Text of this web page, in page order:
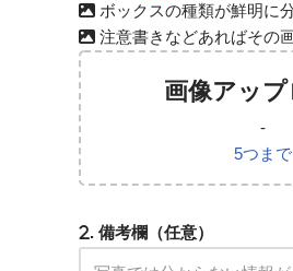
ボックスの種類が鮮明に
注意書きなどあればその
画像アップ
-
5つまで
. 備考欄（任意）